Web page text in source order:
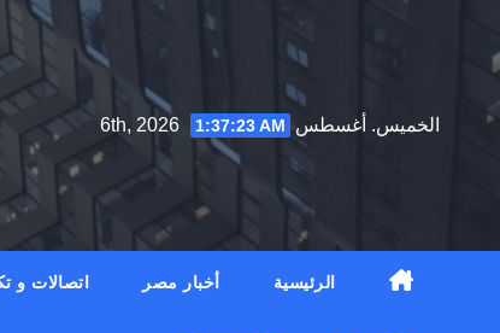
to
الخميس. أغسطس 6th, 2026
1:37:24 AM
الرئيسية أخبار مصر اتصالات و